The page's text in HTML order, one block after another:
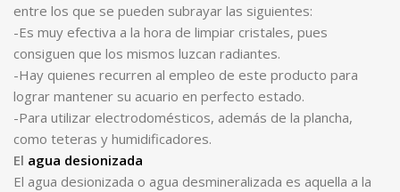
entre los que se pueden subrayar las siguientes:
-Es muy efectiva a la hora de limpiar cristales, pues
consiguen que los mismos luzcan radiantes.
-Hay quienes recurren al empleo de este producto para
lograr mantener su acuario en perfecto estado.
-Para utilizar electrodomésticos, además de la plancha,
como teteras y humidificadores.
El agua desionizada
El agua desionizada o agua desmineralizada es aquella a la